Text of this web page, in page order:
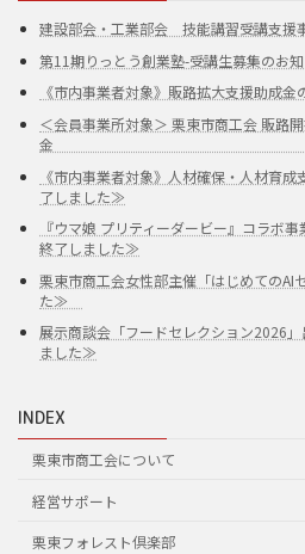
建設部会・工業部会 技能講習受講支援
第11期りっとう創業塾-受講生募集のお
《市内事業者対象》販路拡大支援助成金
＜会員事業所対象＞ 栗東市商工会 販路
金
《市内事業者対象》人材確保・人材育
了しました≫
『ウマ娘 プリティーダービー』コラボ
終了しました≫
栗東市商工会女性部主催「はじめての
た≫
展示商談会「フードセレクション2026
ました≫
INDEX
栗東市商工会について
経営サポート
栗東フォレスト倶楽部